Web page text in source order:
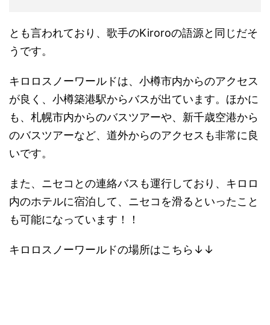
とも言われており、歌手のKiroroの語源と同じだそ
うです。
キロロスノーワールドは、小樽市内からのアクセス
が良く、小樽築港駅からバスが出ています。ほかに
も、札幌市内からのバスツアーや、新千歳空港から
のバスツアーなど、道外からのアクセスも非常に良
いです。
また、ニセコとの連絡バスも運行しており、キロロ
内のホテルに宿泊して、ニセコを滑るといったこと
も可能になっています！！
キロロスノーワールドの場所はこちら↓↓